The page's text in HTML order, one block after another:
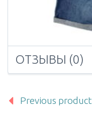
ОТЗЫВЫ (0)
Previous product